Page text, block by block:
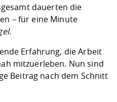
dauerten die
– für eine Minute
.
Erfahrung, die Arbeit
mitzuerleben. Nun sind
Beitrag nach dem Schnitt